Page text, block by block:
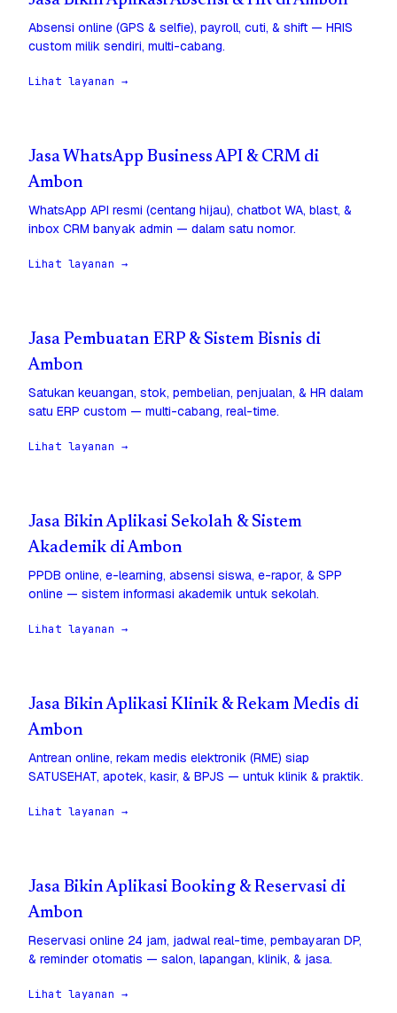
Absensi online (GPS & selfie), payroll, cuti, & shift — HRIS
custom milik sendiri, multi-cabang.
Lihat layanan →
Jasa WhatsApp Business API & CRM di
Ambon
WhatsApp API resmi (centang hijau), chatbot WA, blast, &
inbox CRM banyak admin — dalam satu nomor.
Lihat layanan →
Jasa Pembuatan ERP & Sistem Bisnis di
Ambon
Satukan keuangan, stok, pembelian, penjualan, & HR dalam
satu ERP custom — multi-cabang, real-time.
Lihat layanan →
Jasa Bikin Aplikasi Sekolah & Sistem
Akademik di Ambon
PPDB online, e-learning, absensi siswa, e-rapor, & SPP
online — sistem informasi akademik untuk sekolah.
Lihat layanan →
Jasa Bikin Aplikasi Klinik & Rekam Medis di
Ambon
Antrean online, rekam medis elektronik (RME) siap
SATUSEHAT, apotek, kasir, & BPJS — untuk klinik & praktik.
Lihat layanan →
Jasa Bikin Aplikasi Booking & Reservasi di
Ambon
Reservasi online 24 jam, jadwal real-time, pembayaran DP,
& reminder otomatis — salon, lapangan, klinik, & jasa.
Lihat layanan →